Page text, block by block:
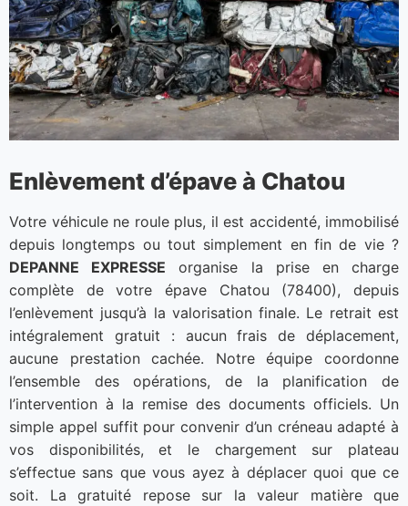
Enlèvement d’épave à Chatou
Votre véhicule ne roule plus, il est accidenté, immobilisé
depuis longtemps ou tout simplement en fin de vie ?
DEPANNE EXPRESSE organise la prise en charge
complète de votre épave Chatou (78400), depuis
l’enlèvement jusqu’à la valorisation finale. Le retrait est
intégralement gratuit : aucun frais de déplacement,
aucune prestation cachée. Notre équipe coordonne
l’ensemble des opérations, de la planification de
l’intervention à la remise des documents officiels. Un
simple appel suffit pour convenir d’un créneau adapté à
vos disponibilités, et le chargement sur plateau
s’effectue sans que vous ayez à déplacer quoi que ce
soit. La gratuité repose sur la valeur matière que